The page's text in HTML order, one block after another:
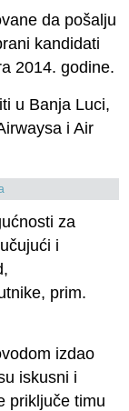
da pošalju
kandidati
2014. godine.
u Banja Luci,
i Air
za
i
prim.
izdao
iskusni i
priključe timu